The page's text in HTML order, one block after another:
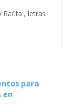
Rafita , letras
para
en